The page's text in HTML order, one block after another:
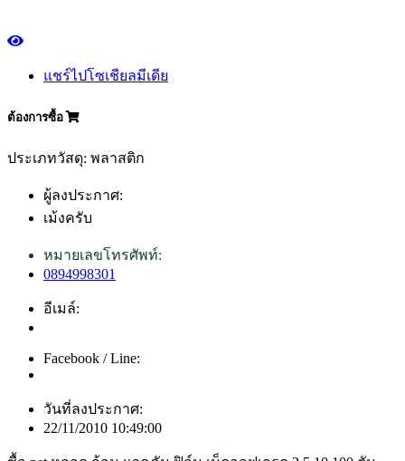
แชร์ไปโซเชียลมีเดีย
ต้องการซื้อ
ประเภทวัสดุ: พลาสติก
ผู้ลงประกาศ:
เม้งครับ
หมายเลขโทรศัพท์:
0894998301
อีเมล์:
Facebook / Line:
วันที่ลงประกาศ:
22/11/2010 10:49:00